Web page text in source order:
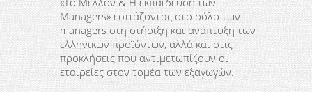
Managers» εστιάζοντας στο ρόλο των
managers στη στήριξη και ανάπτυξη των
ελληνικών προϊόντων, αλλά και στις
προκλήσεις που αντιμετωπίζουν οι
εταιρείες στον τομέα των εξαγωγών.